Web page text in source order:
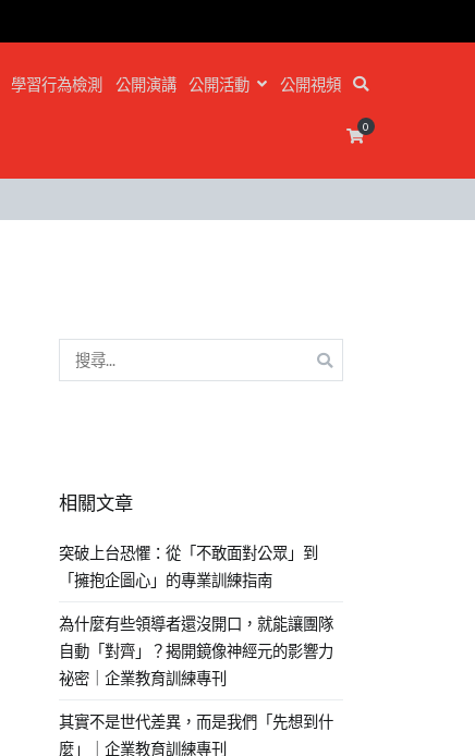
學習行為檢測 公開演講 公開活動 公開視頻
0
相關文章
突破上台恐懼：從「不敢面對公眾」到
「擁抱企圖心」的專業訓練指南
為什麼有些領導者還沒開口，就能讓團隊
自動「對齊」？揭開鏡像神經元的影響力
祕密｜企業教育訓練專刊
其實不是世代差異，而是我們「先想到什
麼」｜企業教育訓練專刊